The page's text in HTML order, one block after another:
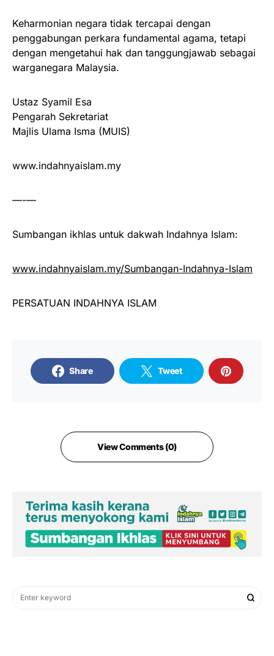
Keharmonian negara tidak tercapai dengan
penggabungan perkara fundamental agama, tetapi
dengan mengetahui hak dan tanggungjawab sebagai
warganegara Malaysia.
Ustaz Syamil Esa
Pengarah Sekretariat
Majlis Ulama Isma (MUIS)
www.indahnyaislam.my
—-—
Sumbangan ikhlas untuk dakwah Indahnya Islam:
www.indahnyaislam.my/Sumbangan-Indahnya-Islam
PERSATUAN INDAHNYA ISLAM
Share Tweet
View Comments (0)